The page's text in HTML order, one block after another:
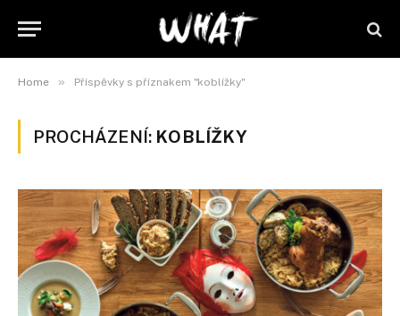
Home » Příspěvky s příznakem "koblížky"
PROCHÁZENÍ: KOBLÍŽKY